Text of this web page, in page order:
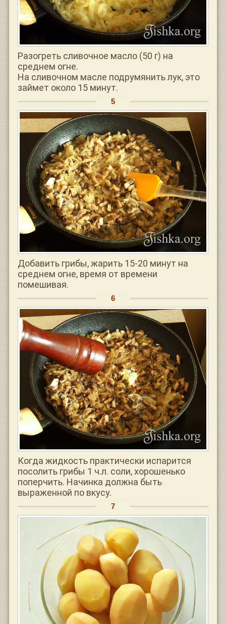
Разогреть сливочное масло (50 г) на
среднем огне.
На сливочном масле подрумянить лук, это
займет около 15 минут.
Добавить грибы, жарить 15-20 минут на
среднем огне, время от времени
помешивая.
Когда жидкость практически испарится
посолить грибы 1 ч.л. соли, хорошенько
поперчить. Начинка должна быть
выраженной по вкусу.